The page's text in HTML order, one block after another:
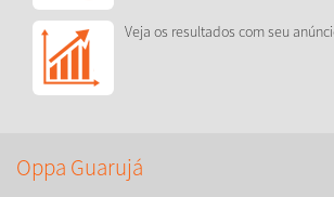
Veja os resultados com seu
Oppa Guarujá